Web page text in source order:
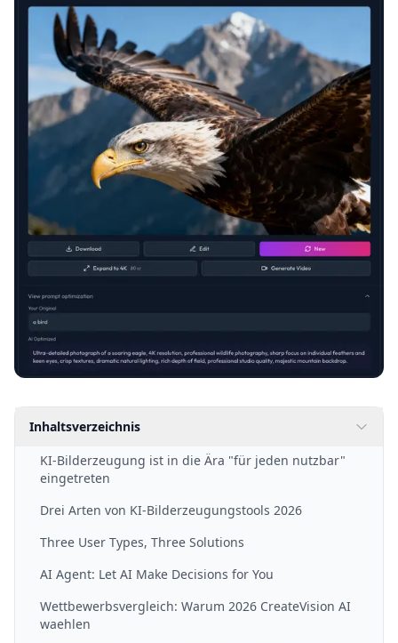
Inhaltsverzeichnis
KI-Bilderzeugung ist in die Ära "für jeden nutzbar"
eingetreten
Drei Arten von KI-Bilderzeugungstools 2026
Three User Types, Three Solutions
AI Agent: Let AI Make Decisions for You
Wettbewerbsvergleich: Warum 2026 CreateVision AI
waehlen